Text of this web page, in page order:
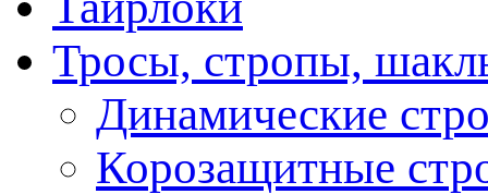
Тросы, стропы,
Динамические
Корозащитные